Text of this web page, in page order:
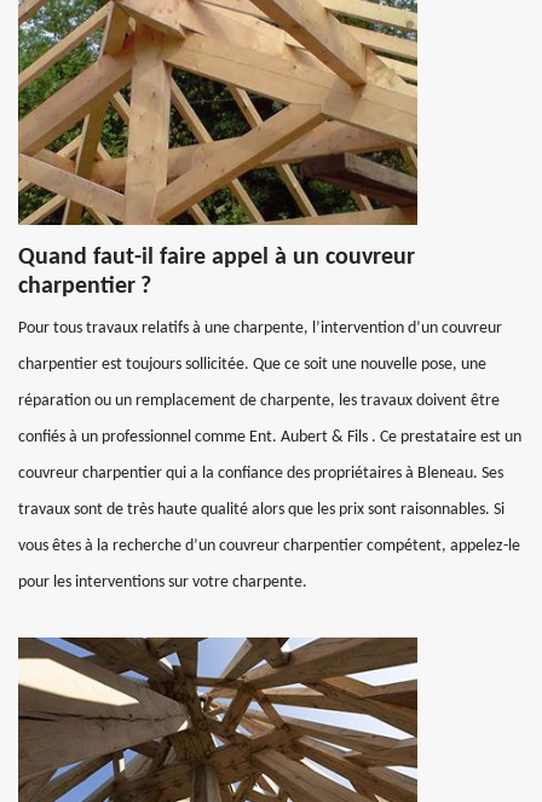
Quand faut-il faire appel à un couvreur
charpentier ?
Pour tous travaux relatifs à une charpente, l’intervention d’un couvreur
charpentier est toujours sollicitée. Que ce soit une nouvelle pose, une
réparation ou un remplacement de charpente, les travaux doivent être
confiés à un professionnel comme Ent. Aubert & Fils . Ce prestataire est un
couvreur charpentier qui a la confiance des propriétaires à Bleneau. Ses
travaux sont de très haute qualité alors que les prix sont raisonnables. Si
vous êtes à la recherche d’un couvreur charpentier compétent, appelez-le
pour les interventions sur votre charpente.